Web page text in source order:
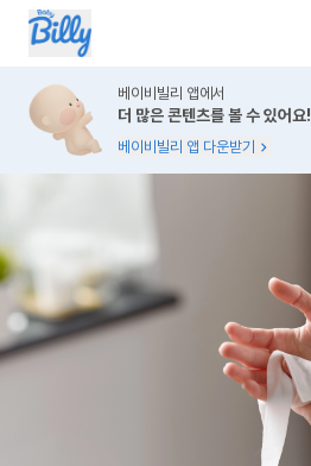
베이비빌리 앱에서
더 많은 콘텐츠를 볼 수 있어요!
베이비빌리 앱 다운받기